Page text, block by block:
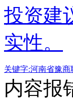
投资建
实性。
关键字:河南省豫商
内容报